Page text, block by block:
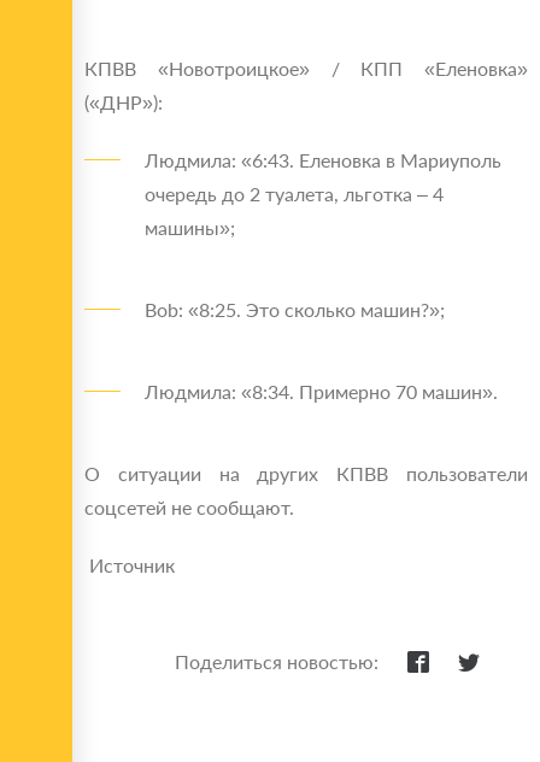
КПВВ «Новотроицкое» / КПП «Еленовка»
(«ДНР»):
Людмила: «6:43. Еленовка в Мариуполь
очередь до 2 туалета, льготка – 4
машины»;
Bob: «8:25. Это сколько машин?»;
Людмила: «8:34. Примерно 70 машин».
О ситуации на других КПВВ пользователи
соцсетей не сообщают.
Источник
Поделиться новостью: